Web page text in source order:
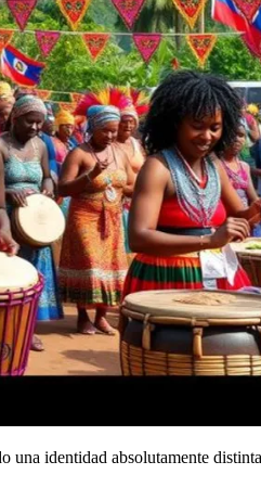
identidad absolutamente